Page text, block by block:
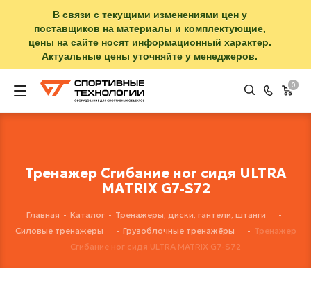
В связи с текущими изменениями цен у
поставщиков на материалы и комплектующие,
цены на сайте носят информационный характер.
Актуальные цены уточняйте у менеджеров.
0
Тренажер Сгибание ног сидя ULTRA
MATRIX G7-S72
Главная - Каталог - Тренажеры, диски, гантели, штанги
-
Силовые тренажеры
- Грузоблочные тренажёры - Тренажер
Сгибание ног сидя ULTRA MATRIX G7-S72